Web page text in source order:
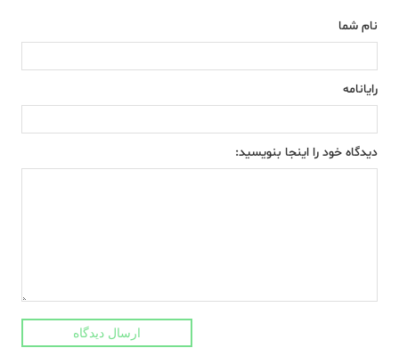
نام شما
رایانامه
دیدگاه خود را اینجا بنویسید:
ارسال دیدگاه